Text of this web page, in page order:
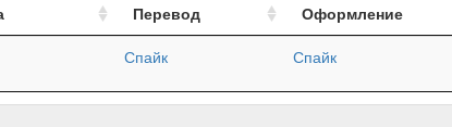
Перевод
Оформление
Спайк Спайк